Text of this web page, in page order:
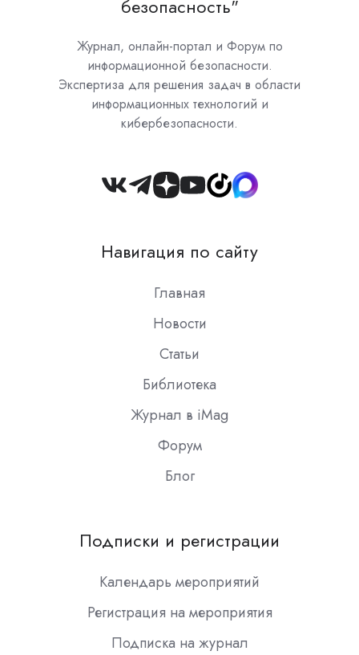
безопасность"
Журнал, онлайн-портал и Форум по
информационной безопасности.
Экспертиза для решения задач в области
информационных технологий и
кибербезопасности.
Join
Slack
Навигация по сайту
Главная
Новости
Статьи
Библиотека
Журнал в iMag
Форум
Блог
Подписки и регистрации
Календарь мероприятий
Регистрация на мероприятия
Подписка на журнал